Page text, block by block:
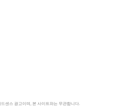
센스 광고이며, 본 사이트와는 무관합니다.